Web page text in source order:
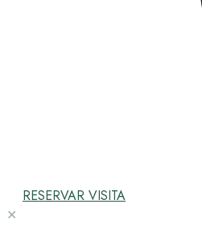
RESERVAR VISITA
✕